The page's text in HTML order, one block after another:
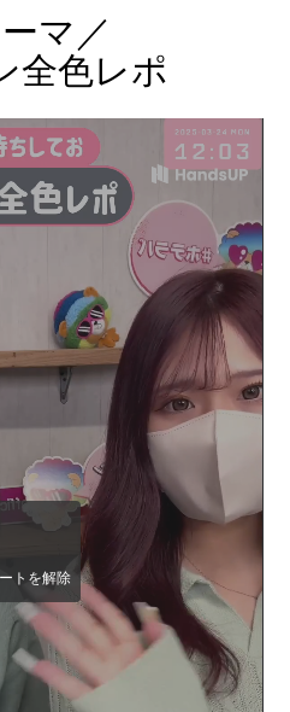
マ／
全色レポ